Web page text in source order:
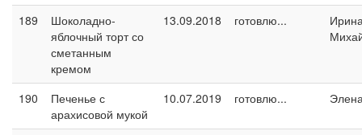
189
Шоколадно-
яблочный торт со
сметанным
кремом
13.09.2018 готовлю...
190
Печенье с
арахисовой мукой
10.07.2019 готовлю...